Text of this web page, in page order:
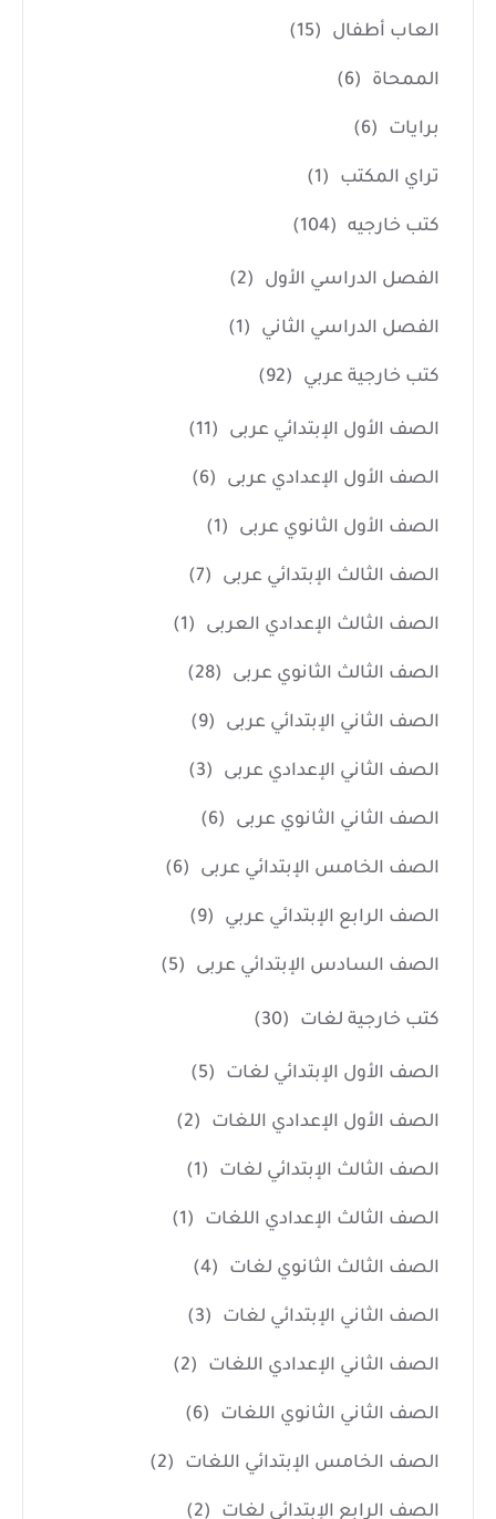
العاب أطفال (15)
الممحاة (6)
برايات (6)
تراي المكتب (1)
كتب خارجيه (104)
الفصل الدراسي الأول (2)
الفصل الدراسي الثاني (1)
كتب خارجية عربي (92)
الصف الأول الإبتدائي عربى (11)
الصف الأول الإعدادي عربى (6)
الصف الأول الثانوي عربى (1)
الصف الثالث الإبتدائي عربى (7)
الصف الثالث الإعدادي العربى (1)
الصف الثالث الثانوي عربى (28)
الصف الثاني الإبتدائي عربى (9)
الصف الثاني الإعدادي عربى (3)
الصف الثاني الثانوي عربى (6)
الصف الخامس الإبتدائي عربى (6)
الصف الرابع الإبتدائي عربي (9)
الصف السادس الإبتدائي عربى (5)
كتب خارجية لغات (30)
الصف الأول الإبتدائي لغات (5)
الصف الأول الإعدادي اللغات (2)
الصف الثالث الإبتدائي لغات (1)
الصف الثالث الإعدادي اللغات (1)
الصف الثالث الثانوي لغات (4)
الصف الثاني الإبتدائي لغات (3)
الصف الثاني الإعدادي اللغات (2)
الصف الثاني الثانوي اللغات (6)
الصف الخامس الإبتدائي اللغات (2)
الصف الرابع الإبتدائي لغات (2)